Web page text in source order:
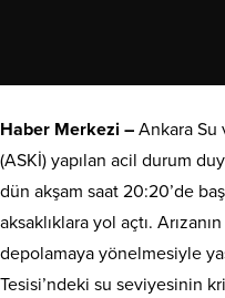
Haber Merkezi – Ankara Su
(ASKİ) yapılan acil durum
dün akşam saat 20:20’de
aksaklıklara yol açtı.
depolamaya yönelmesiyle
Tesisi’ndeki su seviyesinin